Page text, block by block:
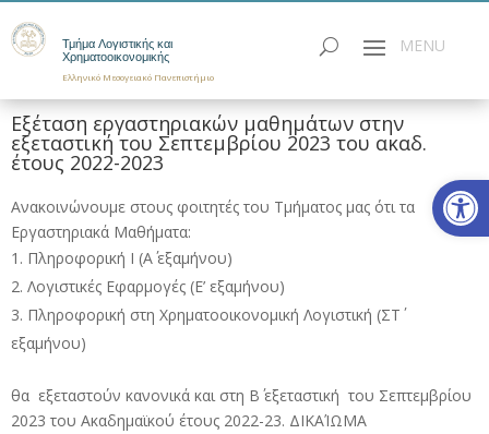
Τμήμα Λογιστικής και
Χρηματοοικονομικής
Ελληνικό Μεσογειακό Πανεπιστήμιο
Εξέταση εργαστηριακών μαθημάτων στην
εξεταστική του Σεπτεμβρίου 2023 του ακαδ.
έτους 2022-2023
Ανακοινώνουμε στους φοιτητές του Τμήματος μας ότι τα
Εργαστηριακά Μαθήματα:
Πληροφορική Ι (Α΄ εξαμήνου)
Λογιστικές Εφαρμογές (Ε’ εξαμήνου)
Πληροφορική στη Χρηματοοικονομική Λογιστική (ΣΤ΄
εξαμήνου)
θα εξεταστούν κανονικά και στη Β΄ εξεταστική του Σεπτεμβρίου
2023 του Ακαδημαϊκού έτους 2022-23. ΔΙΚΑΊΩΜΑ